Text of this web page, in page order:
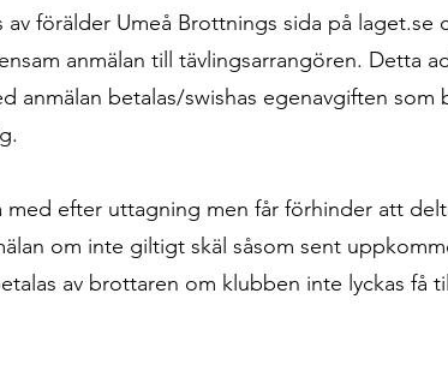
förälder Umeå Brottnings sida på laget.se
anmälan till tävlingsarrangören. Detta
anmälan betalas/swishas egenavgiften som
efter uttagning men får förhinder att
om inte giltigt skäl såsom sent
av brottaren om klubben inte lyckas få